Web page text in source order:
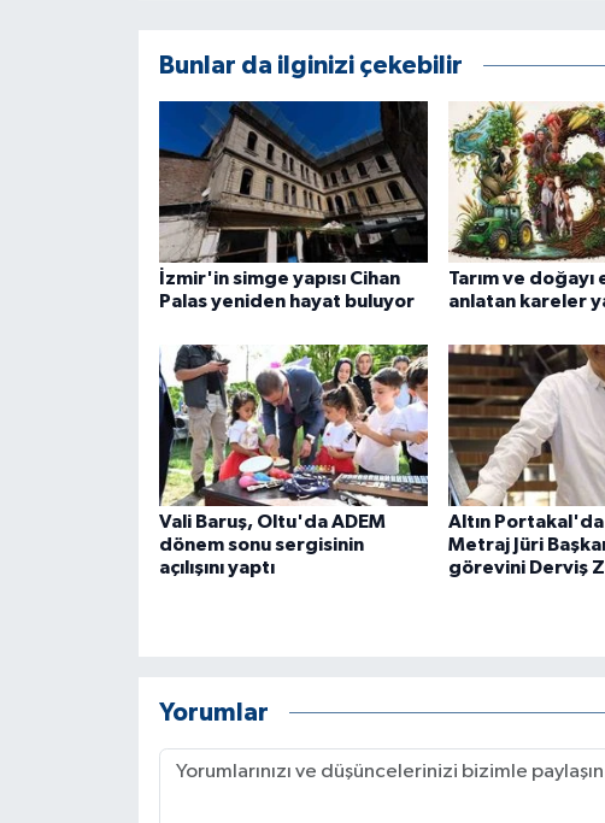
Bunlar da ilginizi çekebilir
İzmir'in simge yapısı Cihan
Palas yeniden hayat buluyor
Tarım ve doğayı
anlatan kareler
Vali Baruş, Oltu'da ADEM
dönem sonu sergisinin
açılışını yaptı
Altın Portakal'da
Metraj Jüri
görevini Derviş
Yorumlar